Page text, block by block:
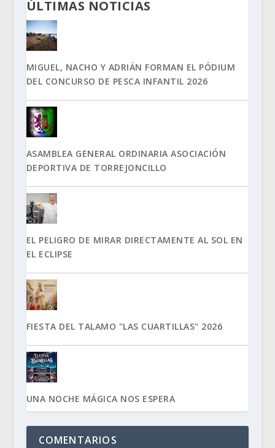
ÚLTIMAS NOTICIAS
MIGUEL, NACHO Y ADRIÁN FORMAN EL PÓDIUM
DEL CONCURSO DE PESCA INFANTIL 2026
ASAMBLEA GENERAL ORDINARIA ASOCIACIÓN
DEPORTIVA DE TORREJONCILLO
EL PELIGRO DE MIRAR DIRECTAMENTE AL SOL EN
EL ECLIPSE
FIESTA DEL TALAMO "LAS CUARTILLAS" 2026
UNA NOCHE MÁGICA NOS ESPERA
COMENTARIOS